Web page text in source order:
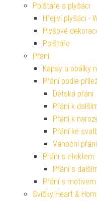
Polštáře a plyšáci
Hřejiví plyšáci -
Plyšové
Polštáře
Přání
Kapsy a obálky
Přání podle
Dětská přání
Přání k
Přání k
Přání ke
Vánoční přání
Přání s efektem
Přání s
Přání s
Svíčky Heart &